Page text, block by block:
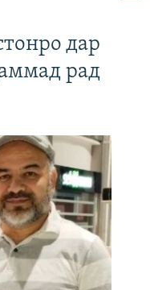
дар
рад